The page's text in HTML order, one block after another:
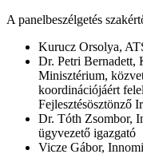
A panelbeszélgetés
Kurucz Orsolya,
Dr. Petri Bernadett,
Minisztérium,
koordinációjáért
Fejlesztésösztönző
Dr. Tóth Zsombor,
ügyvezető igazgató
Vicze Gábor,